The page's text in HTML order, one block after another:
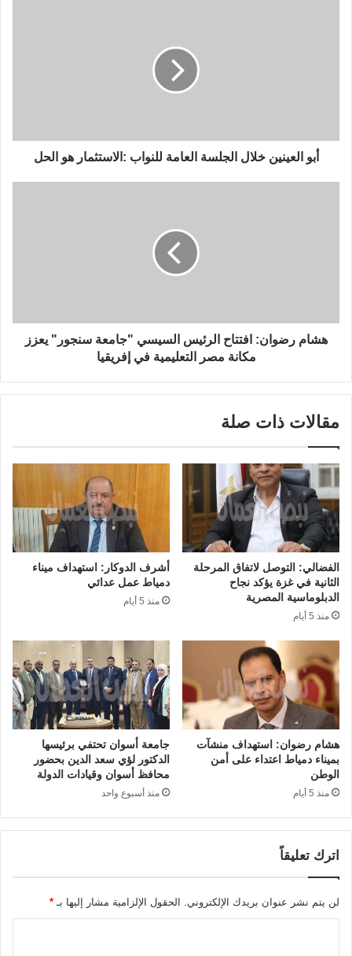
أبو العينين خلال الجلسة العامة للنواب :الاستثمار هو الحل
هشام رضوان: افتتاح الرئيس السيسي "جامعة سنجور" يعزز
مكانة مصر التعليمية في إفريقيا
مقالات ذات صلة
الفضالي: التوصل لاتفاق المرحلة
الثانية في غزة يؤكد نجاح
الدبلوماسية المصرية
منذ 5 أيام
أشرف الدوكار: استهداف ميناء
دمياط عمل عدائي
منذ 5 أيام
هشام رضوان: استهداف منشآت
بميناء دمياط اعتداء على أمن
الوطن
منذ 5 أيام
جامعة أسوان تحتفي برئيسها
الدكتور لؤي سعد الدين بحضور
محافظ أسوان وقيادات الدولة
منذ أسبوع واحد
اترك تعليقاً
لن يتم نشر عنوان بريدك الإلكتروني. الحقول الإلزامية مشار إليها بـ *